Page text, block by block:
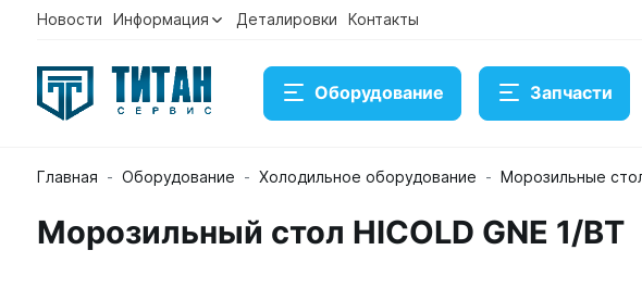
Новости Информация Деталировки Контакты
Оборудование Запчасти
Главная Оборудование Холодильное оборудование Морозильные
Морозильный стол HICOLD GNE 1/BT